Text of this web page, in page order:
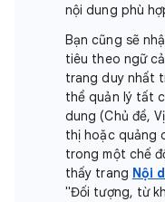
nội dung phù
Bạn cũng sẽ
tiêu theo ngữ
trang duy nhất
thể quản lý tất
dung (Chủ đề,
thị hoặc quảng
trong một chế
thấy trang Nội
"Đối tượng, từ